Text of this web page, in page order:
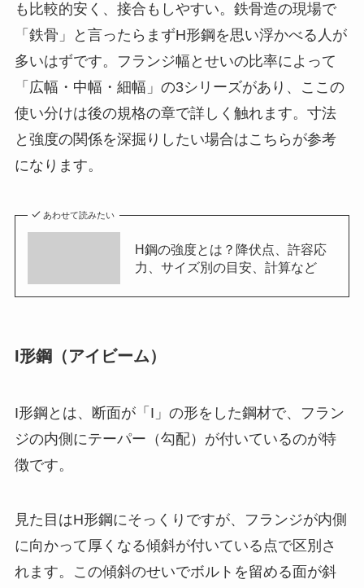
も比較的安く、接合もしやすい。鉄骨造の現場で
「鉄骨」と言ったらまずH形鋼を思い浮かべる人が
多いはずです。フランジ幅とせいの比率によって
「広幅・中幅・細幅」の3シリーズがあり、ここの
使い分けは後の規格の章で詳しく触れます。寸法
と強度の関係を深掘りしたい場合はこちらが参考
になります。
あわせて読みたい
H鋼の強度とは？降伏点、許容応
力、サイズ別の目安、計算など
I形鋼（アイビーム）
I形鋼とは、断面が「I」の形をした鋼材で、フラン
ジの内側にテーパー（勾配）が付いているのが特
徴です。
見た目はH形鋼にそっくりですが、フランジが内側
に向かって厚くなる傾斜が付いている点で区別さ
れます。この傾斜のせいでボルトを留める面が斜